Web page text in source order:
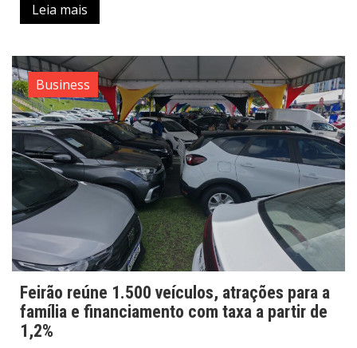
Leia mais
Business
Feirão reúne 1.500 veículos, atrações para a
família e financiamento com taxa a partir de
1,2%